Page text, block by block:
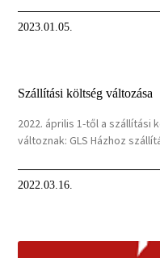
2023.01.05.
Szállítási költség változása
2022. április 1-től a szállítási
változnak: GLS Házhoz
2022.03.16.